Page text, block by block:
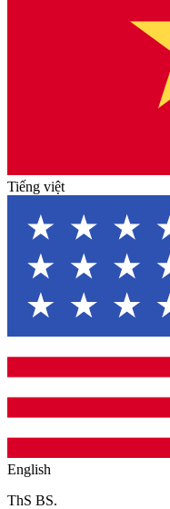
Tiếng việt
English
ThS BS.